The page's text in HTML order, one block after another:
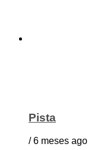
Pista
/ 6 meses ago